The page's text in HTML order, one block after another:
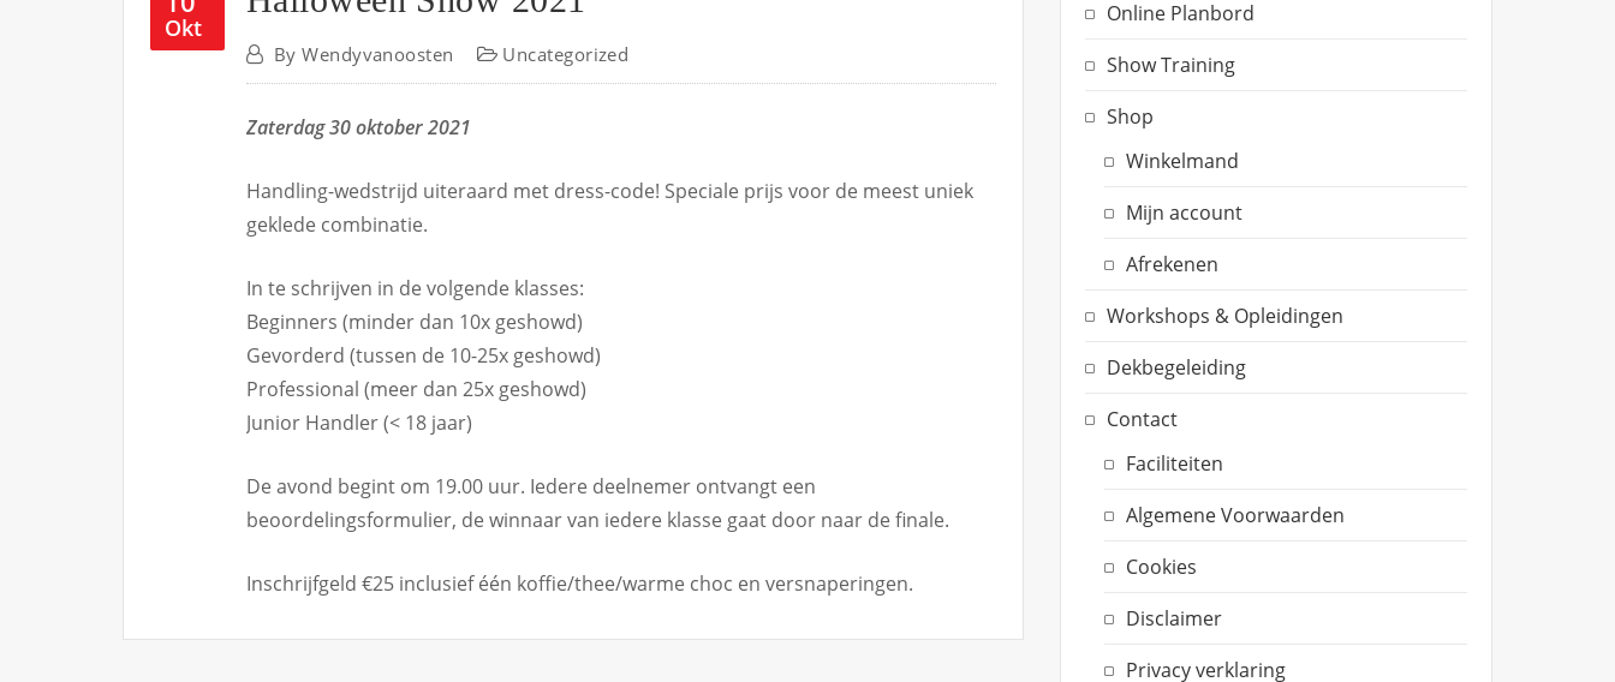
Okt
ByWendyvanoosten Uncategorized
Zaterdag 30 oktober 2021
Handling-wedstrijd uiteraard met dress-code! Speciale prijs voor de meest uniek
geklede combinatie.
In te schrijven in de volgende klasses:
Beginners (minder dan 10x geshowd)
Gevorderd (tussen de 10-25x geshowd)
Professional (meer dan 25x geshowd)
Junior Handler (< 18 jaar)
De avond begint om 19.00 uur. Iedere deelnemer ontvangt een
beoordelingsformulier, de winnaar van iedere klasse gaat door naar de finale.
Inschrijfgeld €25 inclusief één koffie/thee/warme choc en versnaperingen.
Online Planbord
Show Training
Shop
Winkelmand
Mijn account
Afrekenen
Workshops & Opleidingen
Dekbegeleiding
Contact
Faciliteiten
Algemene Voorwaarden
Cookies
Disclaimer
Privacy verklaring